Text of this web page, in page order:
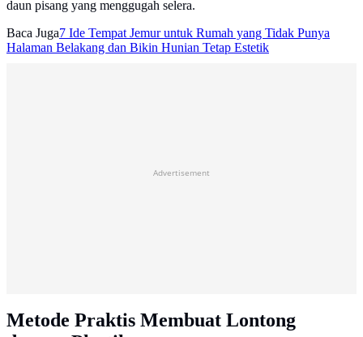
daun pisang yang menggugah selera.
Baca Juga7 Ide Tempat Jemur untuk Rumah yang Tidak Punya
Halaman Belakang dan Bikin Hunian Tetap Estetik
Advertisement
Metode Praktis Membuat Lontong